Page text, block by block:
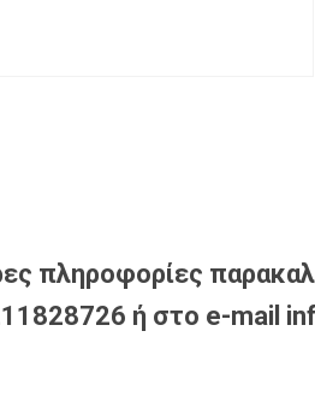
πληροφορίες
ή στο e-mail